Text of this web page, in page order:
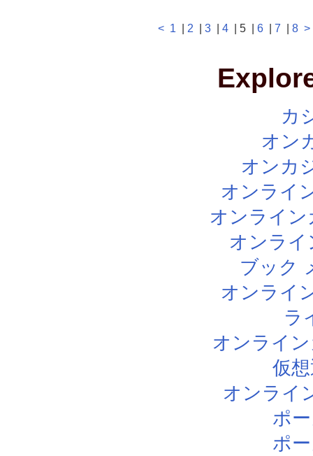
< 1 2 3 4 | 5 | 6 7 8 >
カ
オン
オンカ
オンライ
オンライ
オンラ
ブック
オンライ
ラ
オンライ
仮
オンライ
ポ
ポ